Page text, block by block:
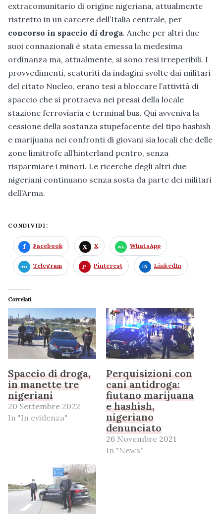
extracomunitario di origine nigeriana, attualmente
ristretto in un carcere dell’Italia centrale, per
concorso in spaccio di droga. Anche per altri due
suoi connazionali è stata emessa la medesima
ordinanza ma, attualmente, si sono resi irreperibili. I
provvedimenti, scaturiti da indagini svolte dai militari
del citato Nucleo, erano tesi a bloccare l’attività di
spaccio che si protraeva nei pressi della locale
stazione ferroviaria e terminal bus. Qui avveniva la
cessione della sostanza stupefacente del tipo hashish
e marijuana nei confronti di giovani sia locali che delle
zone limitrofe all’hinterland pentro, senza
risparmiare i minori. Le ricerche degli altri due
nigeriani continuano senza sosta da parte dei militari
dell’Arma.
CONDIVIDI:
Facebook X WhatsApp
Telegram Pinterest LinkedIn
Correlati
Spaccio di droga,
in manette tre
nigeriani
20 Settembre 2022
In "In evidenza"
Perquisizioni con
cani antidroga:
fiutano marijuana
e hashish,
nigeriano
denunciato
26 Novembre 2021
In "News"